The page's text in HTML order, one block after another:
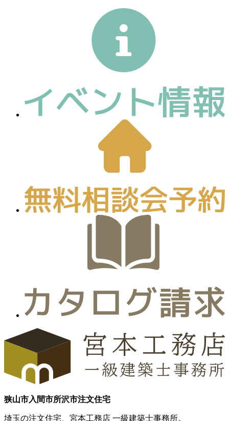
狭山市入間市所沢市注文住宅
埼玉の注文住宅、宮本工務店 一級建築士事務所。